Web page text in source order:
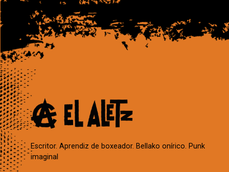
Escritor. Aprendiz de boxeador. Bellako onírico. Punk
imaginal